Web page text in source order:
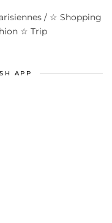
/ ☆ Shopping
☆ Trip
APP